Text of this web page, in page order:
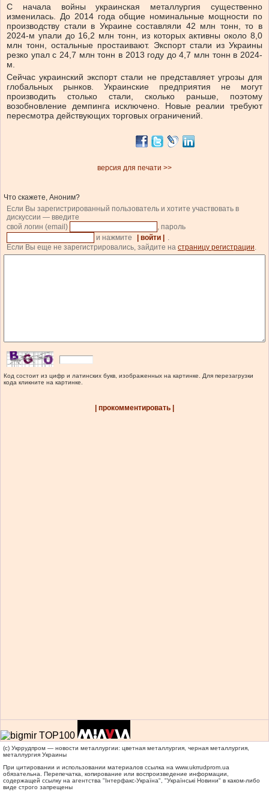
С начала войны украинская металлургия существенно
изменилась. До 2014 года общие номинальные мощности по
производству стали в Украине составляли 42 млн тонн, то в
2024-м упали до 16,2 млн тонн, из которых активны около 8,0
млн тонн, остальные простаивают. Экспорт стали из Украины
резко упал с 24,7 млн тонн в 2013 году до 4,7 млн тонн в 2024-
м.
Сейчас украинский экспорт стали не представляет угрозы для
глобальных рынков. Украинские предприятия не могут
производить столько стали, сколько раньше, поэтому
возобновление демпинга исключено. Новые реалии требуют
пересмотра действующих торговых ограничений.
версия для печати >>
Что скажете, Аноним?
Если Вы зарегистрированный пользователь и хотите участвовать в
дискуссии — введите
свой логин (email)
, пароль
и нажмите
| войти |
.
Если Вы еще не зарегистрировались, зайдите на страницу регистрации.
Код состоит из цифр и латинских букв, изображенных на картинке. Для перезагрузки
кода кликните на картинке.
| прокомментировать |
(c) Укррудпром — новости металлургии: цветная металлургия, черная металлургия,
металлургия Украины
При цитировании и использовании материалов ссылка на www.ukrrudprom.ua
обязательна. Перепечатка, копирование или воспроизведение информации,
содержащей ссылку на агентства "Iнтерфакс-Україна", "Українськi Новини" в каком-либо
виде строго запрещены